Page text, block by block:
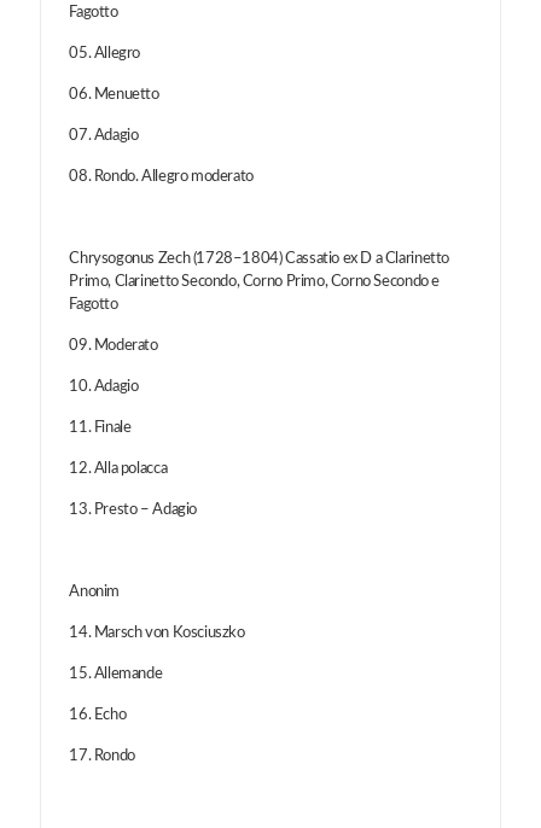
Fagotto
05. Allegro
06. Menuetto
07. Adagio
08. Rondo. Allegro moderato
Chrysogonus Zech (1728–1804) Cassatio ex D a Clarinetto
Primo, Clarinetto Secondo, Corno Primo, Corno Secondo e
Fagotto
09. Moderato
10. Adagio
11. Finale
12. Alla polacca
13. Presto – Adagio
Anonim
14. Marsch von Kosciuszko
15. Allemande
16. Echo
17. Rondo